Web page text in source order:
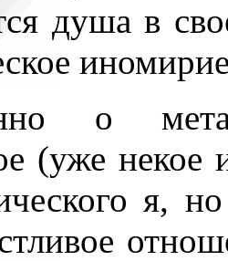
душа в
о
(уже некое
я,